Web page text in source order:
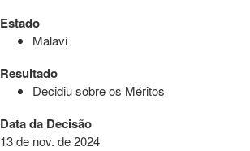
Estado
Malavi
Resultado
Decidiu sobre os Méritos
Data da Decisão
13 de nov. de 2024